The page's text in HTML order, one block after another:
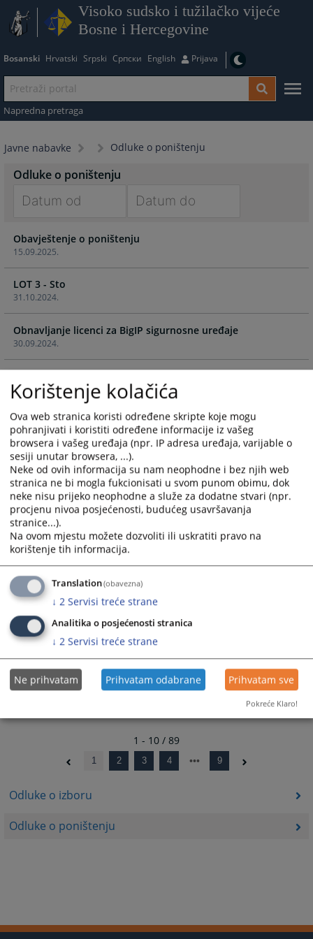
Visoko sudsko i tužilačko vijeće
Bosne i Hercegovine
Bosanski Hrvatski Srpski Српски English Prijava
Napredna pretraga
Javne nabavke Odluke o poništenju
Odluke o izboru
Odluke o poništenju
Odluke o poništenju
forward
to
interact
with
the
calendar
and
select
a
Press
question
mark
key
to
get
the
keyboard
shortcuts
for
changing
dates.
forward
interact
calendar
and
a
Press
question
mark
key
to
get
the
keyboard
shortcuts
changing
dates.
15.09.2025.
Obavještenje o poništenju
31.10.2024.
LOT 3 - Sto
30.09.2024.
Obnavljanje licenci za BigIP sigurnosne uređaje
22.04.2024.
09.04.2024.
Odluka o poništenju postupka
04.12.2023.
Odluka o poništenju postupka
29.09.2023.
Odluka o poništenju postupka
Odluku o otkazivanju postupka
18.09.2023.
Odluka o poništenju postupka
1 - 10 / 89
1 2 3 4 9
Korištenje kolačića
Ova web stranica koristi određene skripte koje mogu
pohranjivati i koristiti određene informacije iz vašeg
browsera i vašeg uređaja (npr. IP adresa uređaja, varijable o
sesiji unutar browsera, ...).
Neke od ovih informacija su nam neophodne i bez njih web
stranica ne bi mogla fukcionisati u svom punom obimu, dok
neke nisu prijeko neophodne a služe za dodatne stvari (npr.
procjenu nivoa posjećenosti, budućeg usavršavanja
stranice...).
Na ovom mjestu možete dozvoliti ili uskratiti pravo na
korištenje tih informacija.
Translation(obavezna)
↓ 2 Servisi treće strane
Analitika o posjećenosti stranica
↓ 2 Servisi treće strane
Ne prihvatam Prihvatam odabrane Prihvatam sve
Pokreće Klaro!